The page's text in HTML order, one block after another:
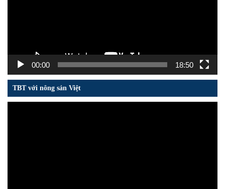
00:00 18:50
TBT với nông sản Việt